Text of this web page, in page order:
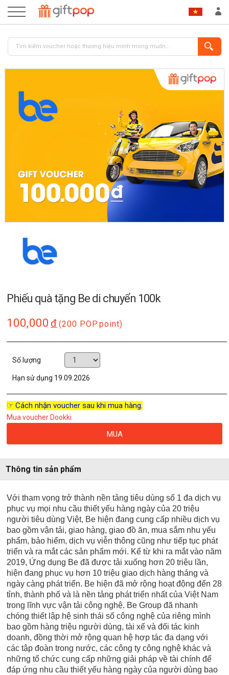
ĐĂNG KÝ
Phiếu quà tặng Be di chuyển 100k
100,000 đ (200 POP point)
Số lượng
Hạn sử dụng 19.09.2026
☞ Cách nhận voucher sau khi mua hàng.
Mua voucher Dookki
MUA
Thông tin sản phẩm
Với tham vọng trở thành nền tảng tiêu dùng số 1 đa dịch vụ
phục vụ mọi nhu cầu thiết yếu hàng ngày của 20 triệu
người tiêu dùng Việt, Be hiện đang cung cấp nhiều dịch vụ
bao gồm vận tải, giao hàng, giao đồ ăn, mua sắm nhu yếu
phẩm, bảo hiểm, dịch vụ viễn thông cũng như tiếp tục phát
triển và ra mắt các sản phẩm mới. Kể từ khi ra mắt vào năm
2019, Ứng dụng Be đã được tải xuống hơn 20 triệu lần,
hiện đang phục vụ hơn 10 triệu giao dịch hàng tháng và
ngày càng phát triển. Be hiện đã mở rộng hoạt động đến 28
tỉnh, thành phố và là nền tảng phát triển nhất của Việt Nam
trong lĩnh vực vận tải công nghệ. Be Group đã nhanh
chóng thiết lập hệ sinh thái số công nghệ của riêng mình
bao gồm hàng triệu người dùng, tài xế và đối tác kinh
doanh, đồng thời mở rộng quan hệ hợp tác đa dạng với
các tập đoàn trong nước, các công ty công nghệ khác và
những tổ chức cung cấp những giải pháp về tài chính để
đáp ứng nhu cầu thiết yếu hàng ngày của người dùng bao